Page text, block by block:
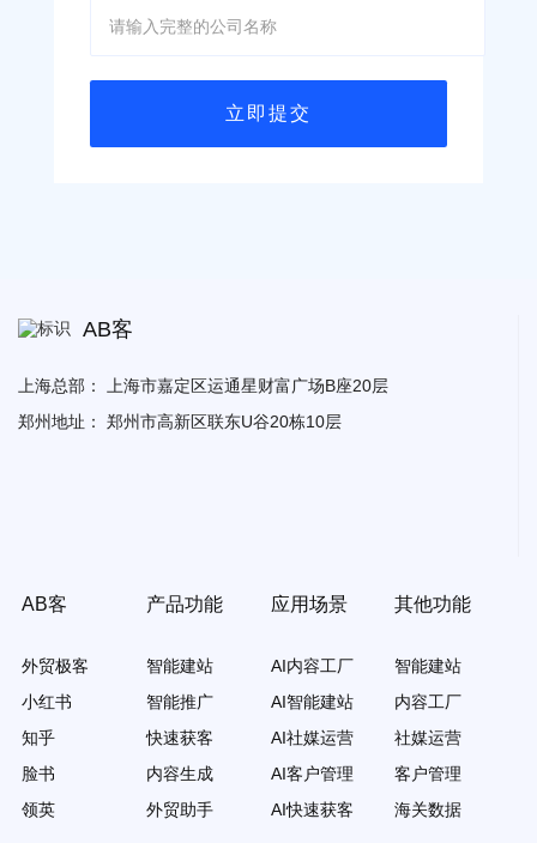
AB客
上海总部：
上海市嘉定区运通星财富广场B座20层
郑州地址：
郑州市高新区联东U谷20栋10层
AB客
外贸极客
小红书
知乎
脸书
领英
产品功能
智能建站
智能推广
快速获客
内容生成
外贸助手
应用场景
AI内容工厂
AI智能建站
AI社媒运营
AI客户管理
AI快速获客
其他功能
智能建站
内容工厂
社媒运营
客户管理
海关数据